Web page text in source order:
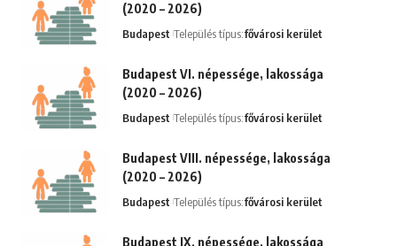
(2020 – 2026)
Budapest Település típus:fővárosi kerület
Budapest VI. népessége, lakossága
(2020 – 2026)
Budapest Település típus:fővárosi kerület
Budapest VIII. népessége, lakossága
(2020 – 2026)
Budapest Település típus:fővárosi kerület
Budapest IX. népessége, lakossága